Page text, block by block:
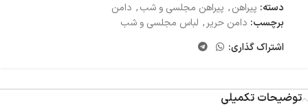
دسته: پیراهن, پیراهن مجلسی و شب, دامن
برچسب: دامن حریر , لباس مجلسی و شب
اشتراک گذاری:
توضیحات تکمیلی